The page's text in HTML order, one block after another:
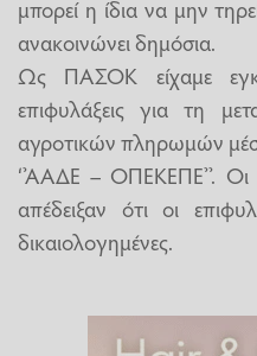
μπορεί η ίδια να μην
ανακοινώνει δημόσια.
Ως ΠΑΣΟΚ είχαμε
επιφυλάξεις για τη
αγροτικών πληρωμών
‘’ΑΑΔΕ – ΟΠΕΚΕΠΕ’’. Οι
απέδειξαν ότι οι
δικαιολογημένες.